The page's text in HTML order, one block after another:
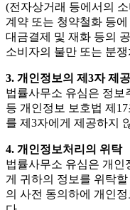
(전자상거래 등에서의
계약 또는 청약철화 등에
대금결제 및 재화 등의
소비자의 불만 또는 분
3. 개인정보의 제3자 제공
법률사무소 유심은 정보
등 개인정보 보호법 제
를 제3자에게 제공하지
4. 개인정보처리의 위탁
법률사무소 유심은 개인
게 귀하의 정보를 위탁
의 사전 동의하에 개인